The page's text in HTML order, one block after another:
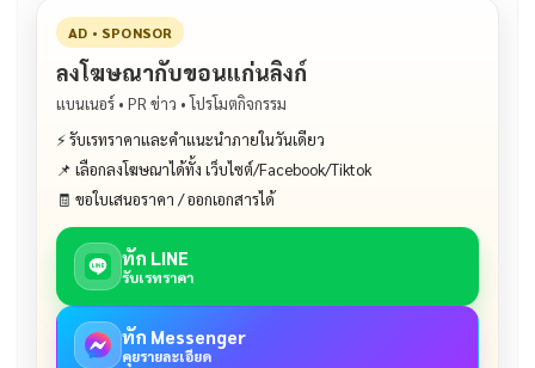
AD • SPONSOR
ลงโฆษณากับขอนแก่นลิงก์
แบนเนอร์ • PR ข่าว • โปรโมตกิจกรรม
⚡ รับเรทราคาและคำแนะนำภายในวันเดียว
📌 เลือกลงโฆษณาได้ทั้ง เว็บไซต์/Facebook/Tiktok
🧾 ขอใบเสนอราคา / ออกเอกสารได้
ทัก LINE
รับเรทราคา
ทัก Messenger
คุยรายละเอียด